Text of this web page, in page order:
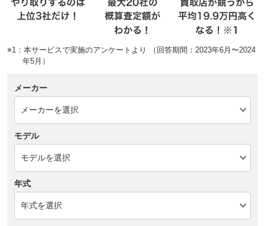
※1：本サービスで実施のアンケートより （回答期間：2023年6月〜2024
年5月）
メーカー
モデル
年式